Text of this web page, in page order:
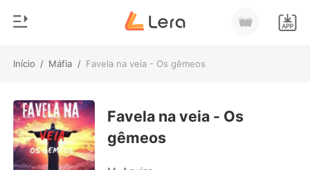
Início / Máfia / Favela na veia - Os gêmeos
Loja
Histórico
Gênero
Moderno
Favela na veia - Os
gêmeos